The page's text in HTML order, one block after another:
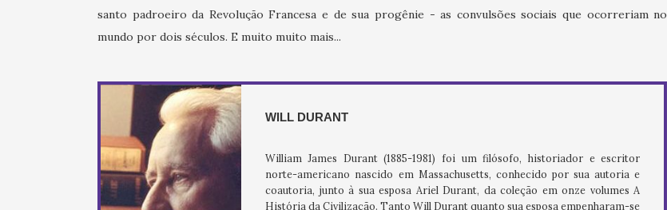
santo padroeiro da Revolução Francesa e de sua progênie - as convulsões sociais que ocorreriam no
mundo por dois séculos. E muito muito mais...
WILL DURANT
William James Durant (1885-1981) foi um filósofo, historiador e escritor
norte-americano nascido em Massachusetts, conhecido por sua autoria e
coautoria, junto à sua esposa Ariel Durant, da coleção em onze volumes A
História da Civilização. Tanto Will Durant quanto sua esposa empenharam-se